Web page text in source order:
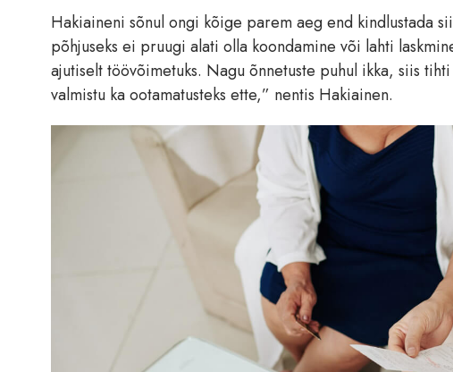
Hakiaineni sõnul ongi kõige parem aeg end kindlustada
põhjuseks ei pruugi alati olla koondamine või lahti
ajutiselt töövõimetuks. Nagu õnnetuste puhul ikka, siis
valmistu ka ootamatusteks ette,” nentis Hakiainen.